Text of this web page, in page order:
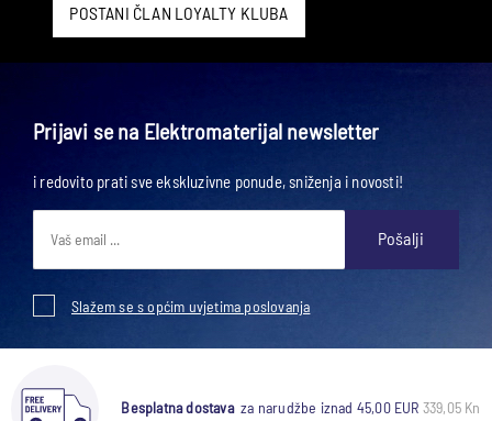
POSTANI ČLAN LOYALTY KLUBA
Prijavi se na Elektromaterijal newsletter
i redovito prati sve ekskluzivne ponude, sniženja i novosti!
Pošalji
Slažem se s općim uvjetima poslovanja
Besplatna dostavaza narudžbe iznad 45,00 EUR 339,05 Kn